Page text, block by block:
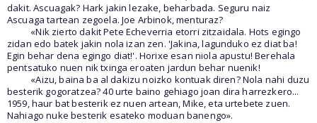
dakit. Ascuagak? Hark jakin lezake, beharbada. Seguru naiz
Ascuaga tartean zegoela. Joe Arbinok, menturaz?
«Nik zierto dakit Pete Echeverria etorri zitzaidala. Hots egingo
zidan edo batek jakin nola izan zen. 'Jakina, lagunduko ez diat ba!
Egin behar dena egingo diat!'. Horixe esan niola apustu! Berehala
pentsatuko nuen nik txinga eroaten jardun behar nuenik!
«Aizu, baina ba al dakizu noizko kontuak diren? Nola nahi duzu
besterik gogoratzea? 40 urte baino gehiago joan dira harrezkero...
1959, haur bat besterik ez nuen artean, Mike, eta urtebete zuen.
Nahiago nuke besterik esateko moduan banengo».